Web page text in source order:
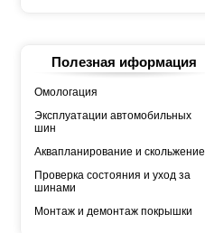
Росава
Полезная иформация
Омологация
Эксплуатации автомобильных
шин
Аквапланирование и скольжение
Проверка состояния и уход за
шинами
Монтаж и демонтаж покрышки